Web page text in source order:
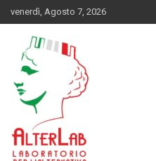
to
content
venerdì, Agosto 7, 2026